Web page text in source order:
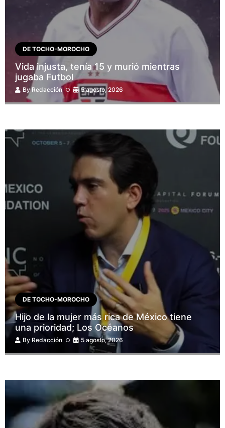
DE TOCHO-MOROCHO
Vida injusta, tenía 15 y murió mientras
jugaba Futbol
ByRedacción 5 agosto, 2026
DE TOCHO-MOROCHO
Hijo de la mujer más rica de México tiene
una prioridad; Los Océanos
By Redacción 5 agosto, 2026